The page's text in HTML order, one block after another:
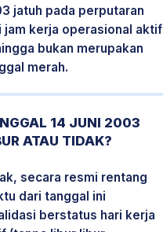
jatuh pada perputaran
jam kerja operasional aktif
bukan merupakan
merah.
14 JUNI 2003
ATAU TIDAK?
secara resmi rentang
dari tanggal ini
berstatus hari kerja